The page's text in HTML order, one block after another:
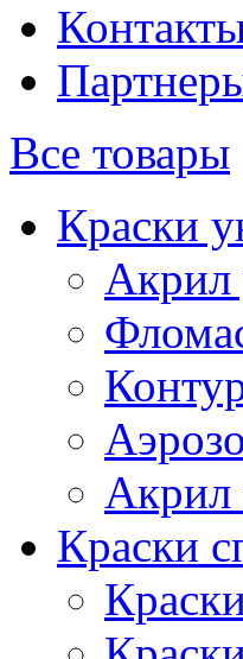
Все товары
Краски
Акрил
Акрил
Краски